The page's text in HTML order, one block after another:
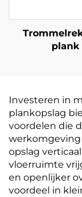
plank
Investeren in
plankopslag
voordelen die
werkomgeving
opslag
vloerruimte
en openlijker
voordeel in